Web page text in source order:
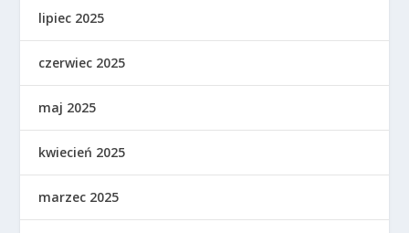
lipiec 2025
czerwiec 2025
maj 2025
kwiecień 2025
marzec 2025